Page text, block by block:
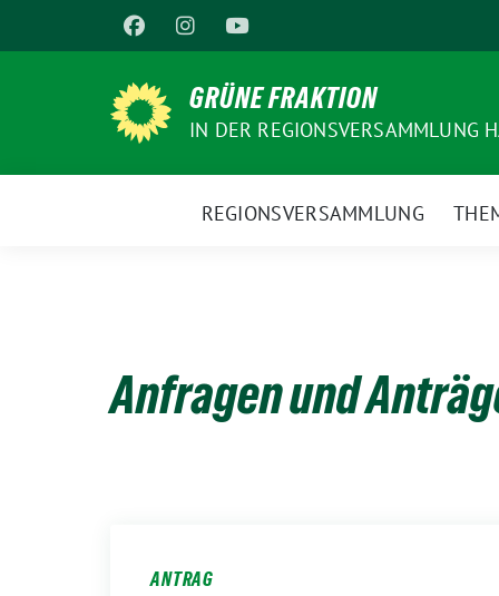
zum
GRÜNE FRAKTION
IN DER REGIONSVERSAMMLUNG
REGIONSVERSAMMLUNG
Anfragen und
ANTRAG